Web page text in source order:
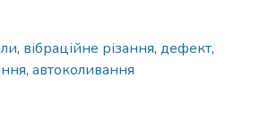
, вібраційне різання, дефект,
, автоколивання